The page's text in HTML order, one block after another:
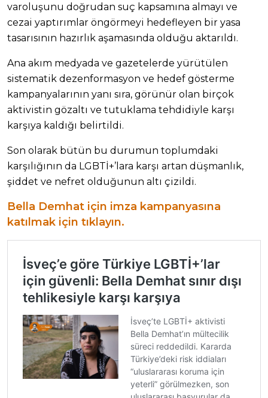
varoluşunu doğrudan suç kapsamına almayı ve
cezai yaptırımlar öngörmeyi hedefleyen bir yasa
tasarısının hazırlık aşamasında olduğu aktarıldı.
Ana akım medyada ve gazetelerde yürütülen
sistematik dezenformasyon ve hedef gösterme
kampanyalarının yanı sıra, görünür olan birçok
aktivistin gözaltı ve tutuklama tehdidiyle karşı
karşıya kaldığı belirtildi.
Son olarak bütün bu durumun toplumdaki
karşılığının da LGBTİ+’lara karşı artan düşmanlık,
şiddet ve nefret olduğunun altı çizildi.
Bella Demhat için imza kampanyasına
katılmak için tıklayın.